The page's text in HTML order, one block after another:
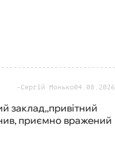
Сергій Монько04.08.2026
заклад,,привітний
приємно вражений